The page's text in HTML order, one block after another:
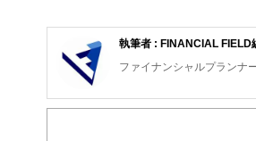
執筆者 : FINANCIAL FIELD
ファイナンシャルプランナ
FinancialField編集部は、金